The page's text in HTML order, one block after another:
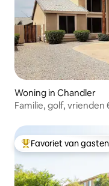
Woning in Chandler
Familie, golf,
Topfavoriet van
Favoriet van gasten